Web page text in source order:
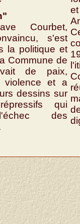
Courbet,
s'est
la politique et
Commune de
de paix,
violence et a
dessins sur
qui
des